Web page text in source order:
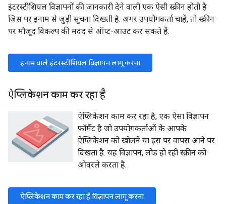
इंटरस्टीशियल विज्ञापनों की जानकारी देने वाली एक ऐसी स्क्रीन होती है
जिस पर इनाम से जुड़ी सूचना दिखती है. अगर उपयोगकर्ता चाहें, तो स्क्रीन
पर मौजूद विकल्प की मदद से ऑप्ट-आउट कर सकते हैं.
इनाम वाले इंटरस्टीशियल विज्ञापन लागू करना
ऐप्लिकेशन काम कर रहा है
ऐप्लिकेशन काम कर रहा है, एक ऐसा विज्ञापन
फ़ॉर्मैट है जो उपयोगकर्ताओं के आपके
ऐप्लिकेशन को खोलने या इस पर वापस आने पर
दिखता है. यह विज्ञापन, लोड हो रही स्क्रीन को
ओवरले करता है.
ऐप्लिकेशन काम कर रहा है विज्ञापन लागू करना